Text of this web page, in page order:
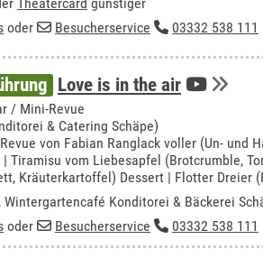
oder Besucherservice 03332 538 111
Love is in the air
/ Mini-Revue
& Catering Schäpe)
von Fabian Ranglack voller (Un- und
| Tiramisu vom Liebesapfel (Brotcrumble,
Kräuterkartoffel) Dessert | Flotter Dreier
, Wintergartencafé Konditorei & Bäckerei
oder Besucherservice 03332 538 111